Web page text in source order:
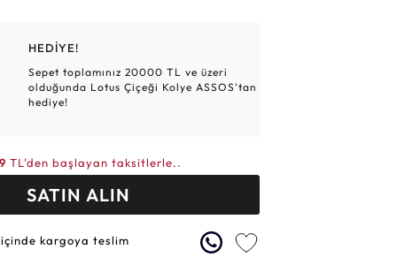
HEDİYE!
Sepet toplamınız 20000 TL ve üzeri
olduğunda Lotus Çiçeği Kolye ASSOS'tan
hediye!
TL'den başlayan taksitlerle..
SATIN ALIN
kargoya teslim